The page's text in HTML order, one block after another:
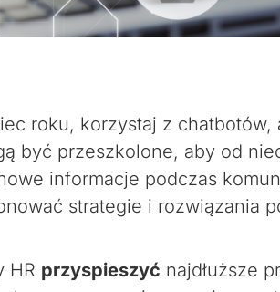
roku, korzystaj z
być przeszkolone, aby od
informacje podczas
strategie i rozwiązania
HR przyspieszyć najdłuższe